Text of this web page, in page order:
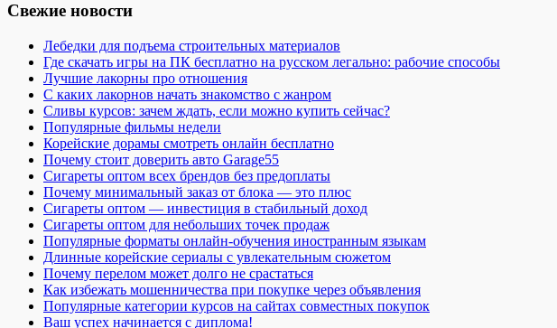
Свежие новости
Лебедки для подъема строительных материалов
Где скачать игры на ПК бесплатно на русском легально: рабочие способы
Лучшие лакорны про отношения
С каких лакорнов начать знакомство с жанром
Сливы курсов: зачем ждать, если можно купить сейчас?
Популярные фильмы недели
Корейские дорамы смотреть онлайн бесплатно
Почему стоит доверить авто Garage55
Сигареты оптом всех брендов без предоплаты
Почему минимальный заказ от блока — это плюс
Сигареты оптом — инвестиция в стабильный доход
Сигареты оптом для небольших точек продаж
Популярные форматы онлайн-обучения иностранным языкам
Длинные корейские сериалы с увлекательным сюжетом
Почему перелом может долго не срастаться
Как избежать мошенничества при покупке через объявления
Популярные категории курсов на сайтах совместных покупок
Ваш успех начинается с диплома!